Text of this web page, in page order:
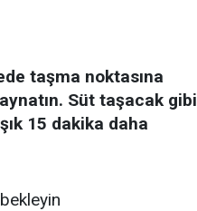
taşma noktasına
Süt taşacak gibi
15 dakika daha